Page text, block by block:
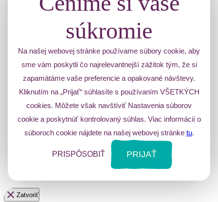
súkromie
Na našej webovej stránke používame súbory cookie, aby
sme vám poskytli čo najrelevantnejší zážitok tým, že si
zapamätáme vaše preferencie a opakované návštevy.
Kliknutím na „Prijať“ súhlasíte s používaním VŠETKÝCH
cookies. Môžete však navštíviť Nastavenia súborov
cookie a poskytnúť kontrolovaný súhlas. Viac informácií o
súboroch cookie nájdete na našej webovej stránke tu.
PRISPÔSOBIŤ PRIJAŤ
Zatvoriť